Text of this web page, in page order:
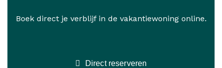
Boek direct je verblijf in de vakantiewoning online.
Direct reserveren